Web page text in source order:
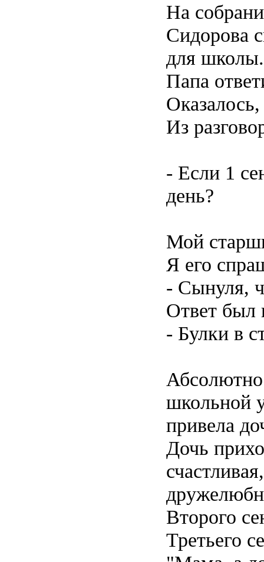
На
Сидорова
для школы.
Папа
Из
- Если 1
день?
Мой
Я его
- Сынуля,
Ответ был
- Булки в
Абсолютно
школьной
привела
Дочь
Второго
Третьего